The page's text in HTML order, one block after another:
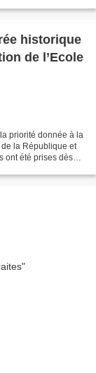
historique
de l’Ecole
priorité donnée à la
la République et
ont été prises dès